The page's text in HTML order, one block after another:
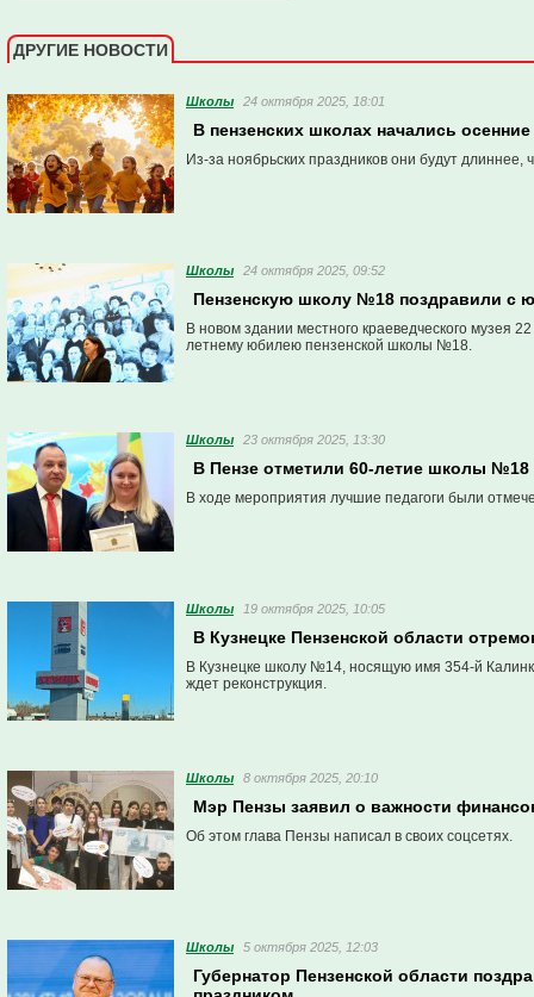
ДРУГИЕ НОВОСТИ
Школы 24 октября 2025, 18:01
В пензенских школах начались
Из-за ноябрьских праздников они будут длиннее,
Школы 24 октября 2025, 09:52
Пензенскую школу №18 поздравили с
В новом здании местного краеведческого музея
летнему юбилею пензенской школы №18.
Школы 23 октября 2025, 13:30
В Пензе отметили 60-летие школы №18
В ходе мероприятия лучшие педагоги были
Школы 19 октября 2025, 10:05
В Кузнецке Пензенской области
В Кузнецке школу №14, носящую имя 354-й
ждет реконструкция.
Школы 8 октября 2025, 20:10
Мэр Пензы заявил о важности
Об этом глава Пензы написал в своих соцсетях.
Школы 5 октября 2025, 12:03
Губернатор Пензенской области